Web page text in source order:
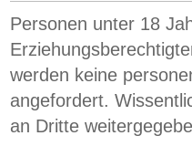
Personen unter 18
werden keine
angefordert.
an Dritte